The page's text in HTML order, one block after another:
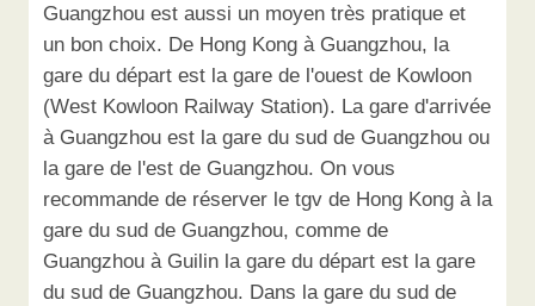
Guangzhou est aussi un moyen très pratique et
un bon choix. De Hong Kong à Guangzhou, la
gare du départ est la gare de l'ouest de Kowloon
(West Kowloon Railway Station). La gare d'arrivée
à Guangzhou est la gare du sud de Guangzhou ou
la gare de l'est de Guangzhou. On vous
recommande de réserver le tgv de Hong Kong à la
gare du sud de Guangzhou, comme de
Guangzhou à Guilin la gare du départ est la gare
du sud de Guangzhou. Dans la gare du sud de